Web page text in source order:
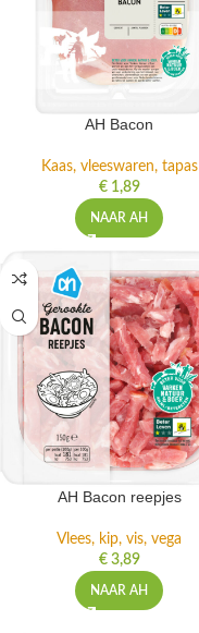
AH Bacon
Kaas, vleeswaren, tapas
€1,89
NAAR AH
AH Bacon reepjes
Vlees, kip, vis, vega
€3,89
NAAR AH